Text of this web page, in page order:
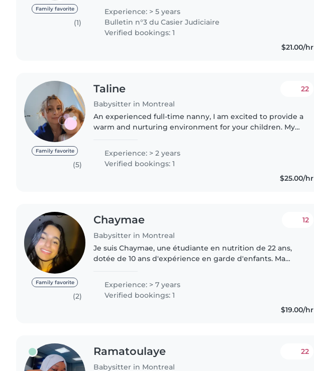
Family favorite
(1)
Experience: > 5 years
Bulletin n°3 du Casier Judiciaire
Verified bookings: 1
$21.00/hr
Family favorite
(5)
Taline
Babysitter in Montreal
22
An experienced full-time nanny, I am excited to provide a
warm and nurturing environment for your children. My
the unique needs..
Experience: > 2 years
Verified bookings: 1
$25.00/hr
Family favorite
(2)
Chaymae
Babysitter in Montreal
12
Je suis Chaymae, une étudiante en nutrition de 22 ans,
dotée de 10 ans d'expérience en garde d'enfants. Ma
culinaires, et je m'efforce..
Experience: > 7 years
Verified bookings: 1
$19.00/hr
Ramatoulaye
Babysitter in Montreal
22